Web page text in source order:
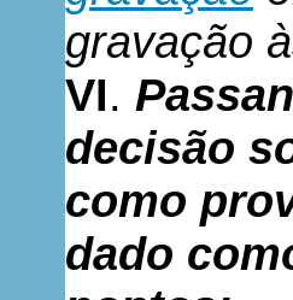
gravação
VI.
decisão
como
dado